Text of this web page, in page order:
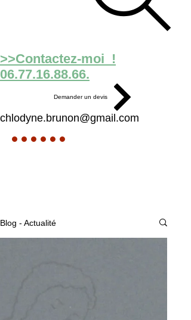
>>Contactez-moi !
06.77.16.88.66.
Demander un devis
chlodyne.brunon@gmail.com
Blog - Actualité